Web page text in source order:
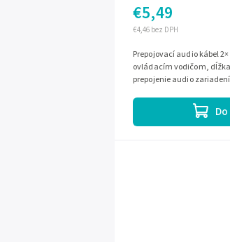
€4,46 bez DPH
€5,49
Prepojovací audio kábel 2×
ovládacím vodičom,
prepojenie audio zariadení
zakončením.